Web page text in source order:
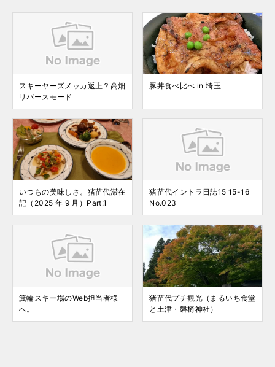
スキーヤーズメッカ返上？高畑
リバースモード
豚丼食べ比べ in 埼玉
いつもの美味しさ。猪苗代滞在
記（2025 年 9 月）Part.1
猪苗代イントラ日誌15 15-16
No.023
箕輪スキー場のWeb担当者様
へ。
猪苗代プチ観光（まるいち食堂
と土津・磐椅神社）